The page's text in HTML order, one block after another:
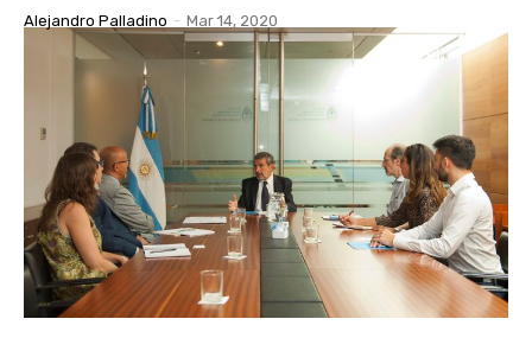
Alejandro Palladino - Mar 14, 2020